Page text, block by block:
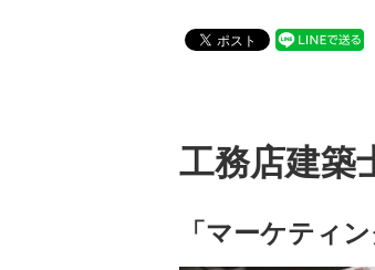
工務店建築
「マーケティ